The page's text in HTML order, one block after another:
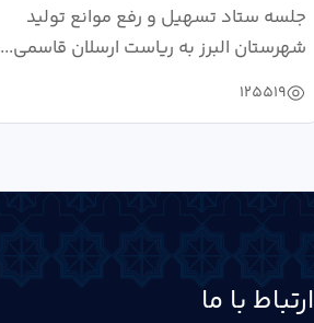
جلسه ستاد تسهیل و رفع موانع تولید
شهرستان البرز به ریاست ارسلان قاسمی...
125519
ارتباط با ما